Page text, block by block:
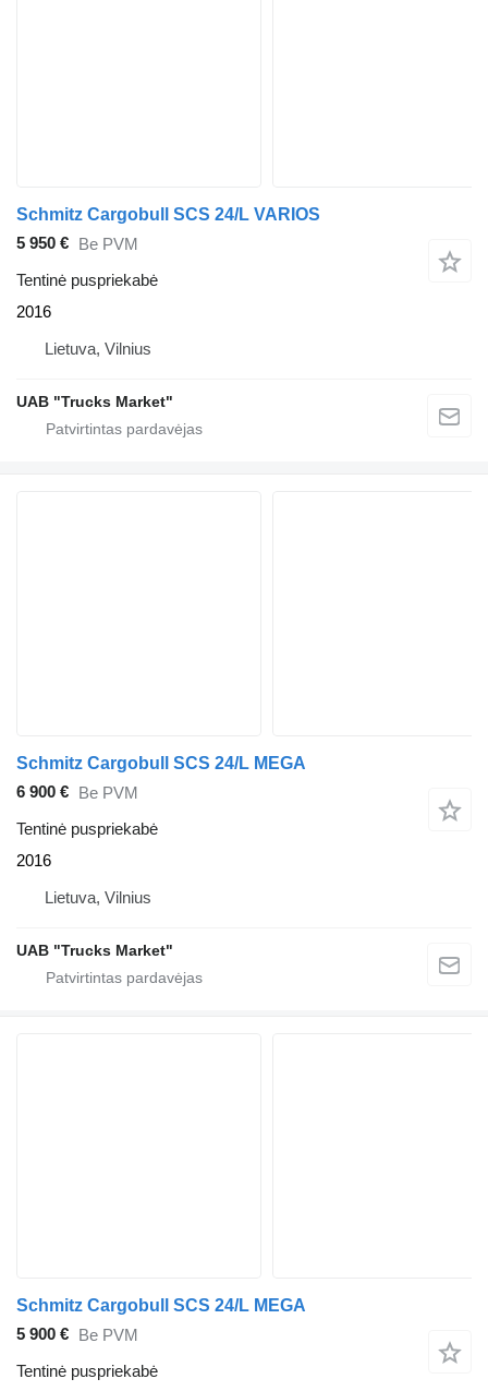
Schmitz Cargobull SCS 24/L VARIOS
5 950 € Be PVM
Tentinė puspriekabė
2016
Lietuva, Vilnius
UAB "Trucks Market"
Schmitz Cargobull SCS 24/L MEGA
6 900 € Be PVM
Tentinė puspriekabė
2016
Lietuva, Vilnius
UAB "Trucks Market"
Schmitz Cargobull SCS 24/L MEGA
5 900 € Be PVM
Tentinė puspriekabė